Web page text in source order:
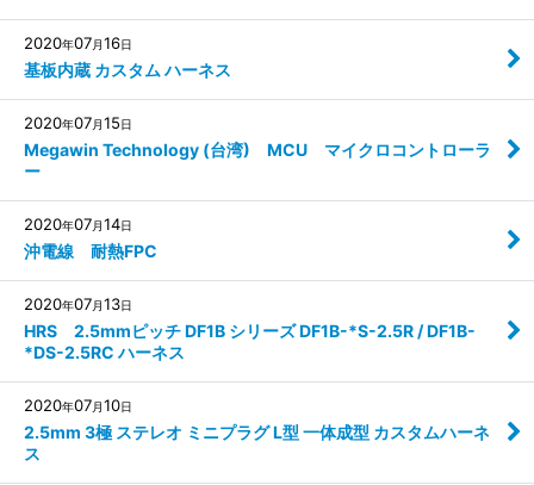
2020年07月16日
基板内蔵 カスタム ハーネス
2020年07月15日
Megawin Technology (台湾) MCU マイクロコントローラ
ー
2020年07月14日
沖電線 耐熱FPC
2020年07月13日
HRS 2.5mmピッチ DF1B シリーズ DF1B-*S-2.5R / DF1B-
*DS-2.5RC ハーネス
2020年07月10日
2.5mm 3極 ステレオ ミニプラグ L型 一体成型 カスタムハーネ
ス